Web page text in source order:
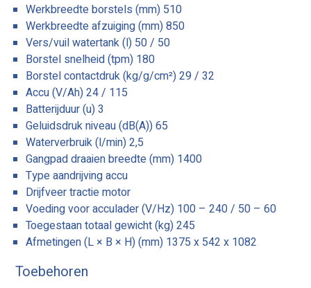
Werkbreedte borstels (mm) 510
Werkbreedte afzuiging (mm) 850
Vers/vuil watertank (l) 50 / 50
Borstel snelheid (tpm) 180
Borstel contactdruk (kg/g/cm²) 29 / 32
Accu (V/Ah) 24 / 115
Batterijduur (u) 3
Geluidsdruk niveau (dB(A)) 65
Waterverbruik (l/min) 2,5
Gangpad draaien breedte (mm) 1400
Type aandrijving accu
Drijfveer tractie motor
Voeding voor acculader (V/Hz) 100 – 240 / 50 – 60
Toegestaan totaal gewicht (kg) 245
Afmetingen (L × B × H) (mm) 1375 x 542 x 1082
Toebehoren